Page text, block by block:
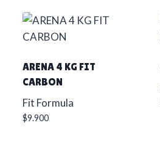
ARENA 4 KG FIT
CARBON
Fit Formula
$9.900